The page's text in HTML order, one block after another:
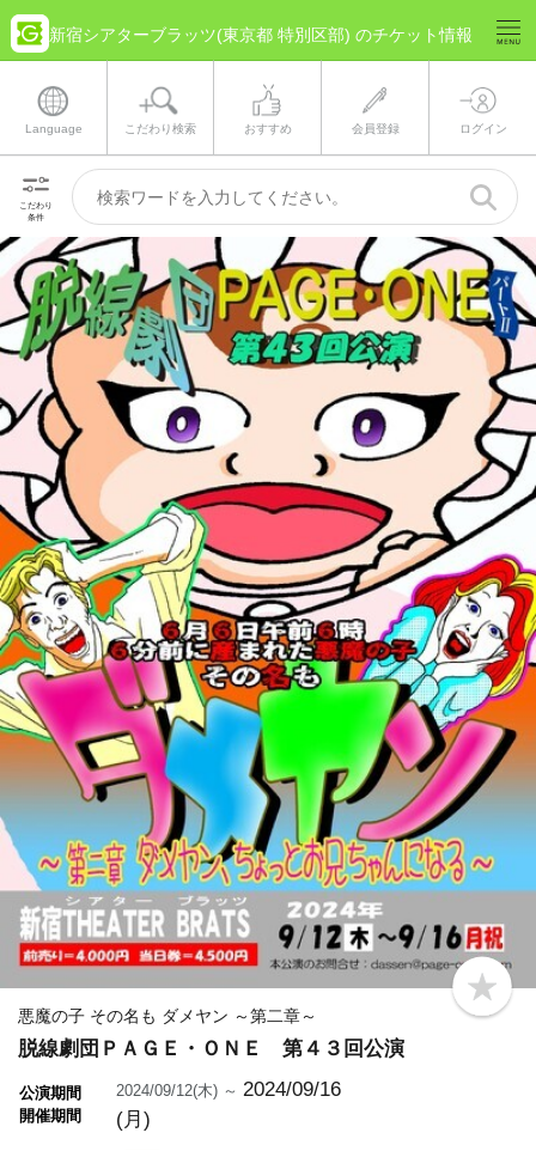
新宿シアターブラッツ(東京都 特別区部) のチケット情報
Language こだわり検索 おすすめ 会員登録 ログイン
こだわり
条件
b
o
悪魔の子 その名も ダメヤン ～第二章～
脱線劇団ＰＡＧＥ・ＯＮＥ 第４３回公演
公演期間
開催期間
2024/09/12(木) ～ 2024/09/16
(月)